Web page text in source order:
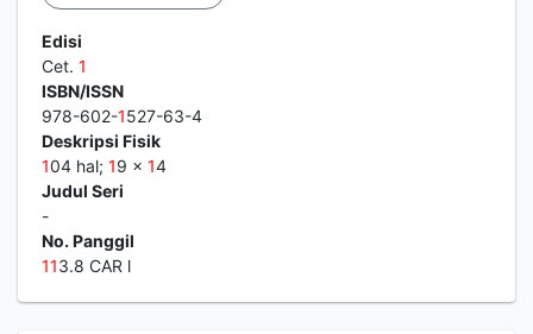
Edisi
Cet. 1
ISBN/ISSN
978-602-1527-63-4
Deskripsi Fisik
104 hal; 19 x 14
Judul Seri
-
No. Panggil
113.8 CAR l